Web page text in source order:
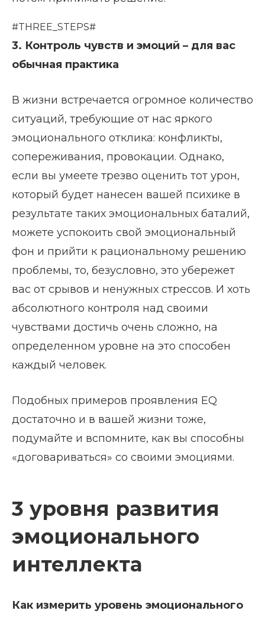
#THREE_STEPS#
3. Контроль чувств и эмоций – для вас
обычная практика
В жизни встречается огромное количество
ситуаций, требующие от нас яркого
эмоционального отклика: конфликты,
сопереживания, провокации. Однако,
если вы умеете трезво оценить тот урон,
который будет нанесен вашей психике в
результате таких эмоциональных баталий,
можете успокоить свой эмоциональный
фон и прийти к рациональному решению
проблемы, то, безусловно, это убережет
вас от срывов и ненужных стрессов. И хоть
абсолютного контроля над своими
чувствами достичь очень сложно, на
определенном уровне на это способен
каждый человек.
Подобных примеров проявления EQ
достаточно и в вашей жизни тоже,
подумайте и вспомните, как вы способны
«договариваться» со своими эмоциями.
3 уровня развития
эмоционального
интеллекта
Как измерить уровень эмоционального